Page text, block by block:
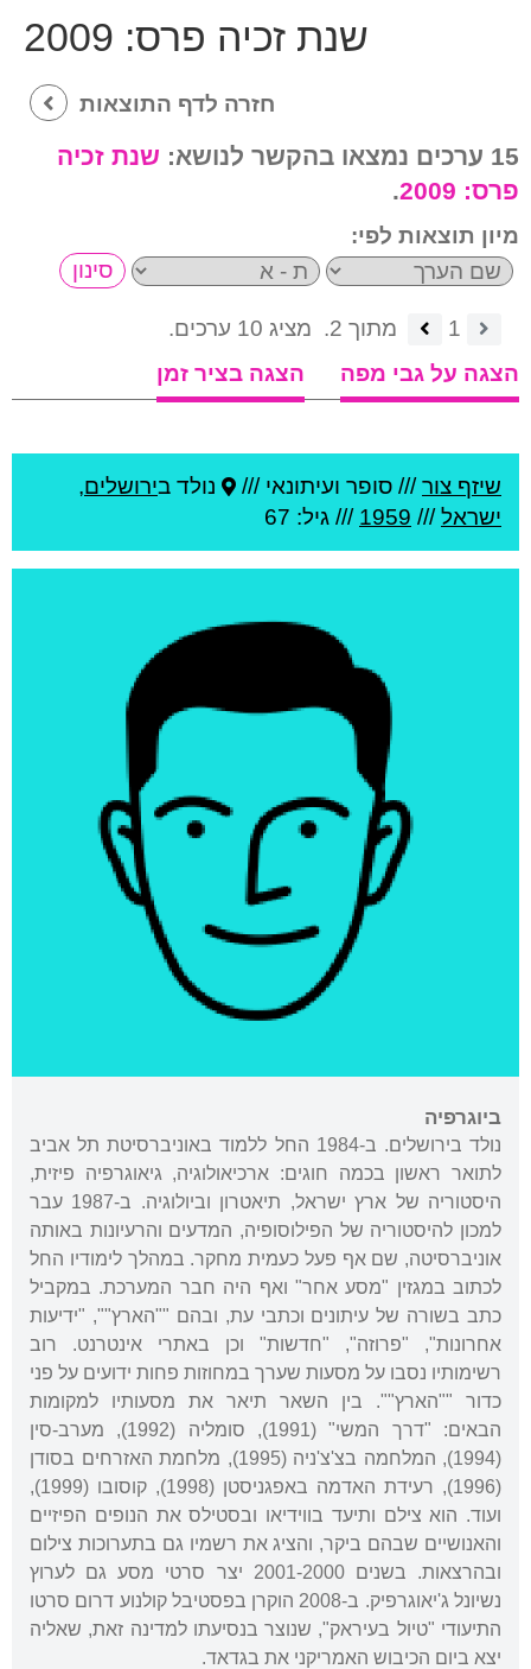
שנת זכיה פרס: 2009
חזרה לדף התוצאות
15 ערכים נמצאו בהקשר לנושא:
שנת זכיה
פרס: 2009
.
מיון תוצאות לפי:
1 מתוך 2.
מציג 10 ערכים.
הצגה על גבי מפה
הצגה בציר זמן
שיזף צור/// סופר ועיתונאי /// נולד בירושלים,
ישראל///
1959 /// גיל: 67
ביוגרפיה
נולד בירושלים. ב-1984 החל ללמוד באוניברסיטת תל אביב
לתואר ראשון בכמה חוגים: ארכיאולוגיה, גיאוגרפיה פיזית,
היסטוריה של ארץ ישראל, תיאטרון וביולוגיה. ב-1987 עבר
למכון להיסטוריה של הפילוסופיה, המדעים והרעיונות באותה
אוניברסיטה, שם אף פעל כעמית מחקר. במהלך לימודיו החל
לכתוב במגזין "מסע אחר" ואף היה חבר המערכת. במקביל
כתב בשורה של עיתונים וכתבי עת, ובהם ""הארץ"", "ידיעות
אחרונות", "פרוזה", "חדשות" וכן באתרי אינטרנט. רוב
רשימותיו נסבו על מסעות שערך במחוזות פחות ידועים על פני
כדור ""הארץ"". בין השאר תיאר את מסעותיו למקומות
הבאים: "דרך המשי" (1991), סומליה (1992), מערב-סין
(1994), המלחמה בצ'צ'ניה (1995), מלחמת האזרחים בסודן
(1996), רעידת האדמה באפגניסטן (1998), קוסובו (1999),
ועוד. הוא צילם ותיעד בווידיאו ובסטילס את הנופים הפיזיים
והאנושיים שבהם ביקר, והציג את רשמיו גם בתערוכות צילום
ובהרצאות. בשנים 2001-2000 יצר סרטי מסע גם לערוץ
נשיונל ג'יאוגרפיק. ב-2008 הוקרן בפסטיבל קולנוע דרום סרטו
התיעודי "טיול בעיראק", שנוצר בנסיעתו למדינה זאת, שאליה
יצא ביום הכיבוש האמריקני את בגדאד.